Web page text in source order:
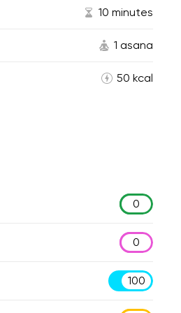
10 minutes
1 asana
50 kcal
0
0
100